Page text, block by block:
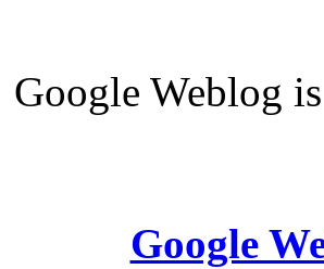
Google Weblog
Google